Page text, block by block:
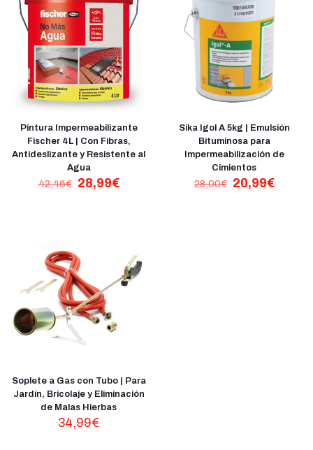
Pintura Impermeabilizante
Fischer 4L | Con Fibras,
Antideslizante y Resistente al
Agua
42,46€
El
28,99€El
Sika Igol A 5kg | Emulsión
Bituminosa para
Impermeabilización de
Cimientos
28,00€
El
20,99€El
Soplete a Gas con Tubo | Para
Jardín, Bricolaje y Eliminación
de Malas Hierbas
34,99€